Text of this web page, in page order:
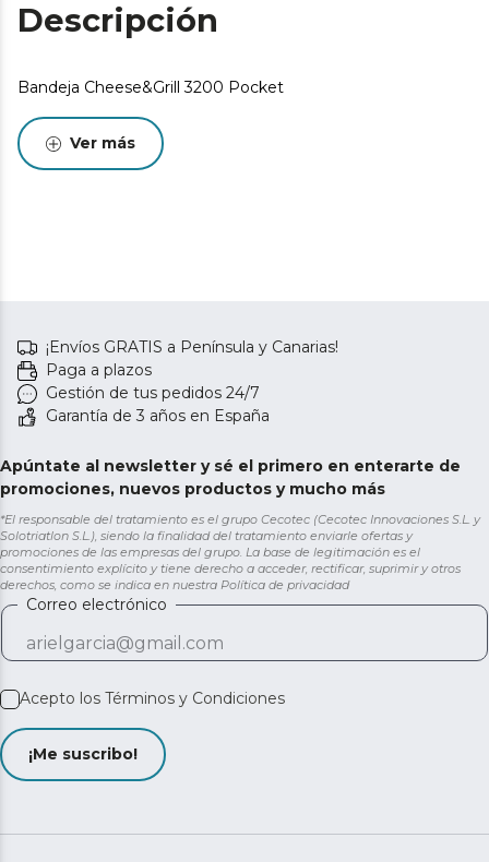
Descripción
Bandeja Cheese&Grill 3200 Pocket
Ver más
¡Envíos GRATIS a Península y Canarias!
Paga a plazos
Gestión de tus pedidos 24/7
Garantía de 3 años en España
Apúntate al newsletter y sé el primero en enterarte de
promociones, nuevos productos y mucho más
*El responsable del tratamiento es el grupo Cecotec (Cecotec Innovaciones S.L. y
Solotriatlon S.L.), siendo la finalidad del tratamiento enviarle ofertas y
promociones de las empresas del grupo. La base de legitimación es el
consentimiento explícito y tiene derecho a acceder, rectificar, suprimir y otros
derechos, como se indica en nuestra Política de privacidad
Correo electrónico
Acepto los Términos y Condiciones
¡Me suscribo!